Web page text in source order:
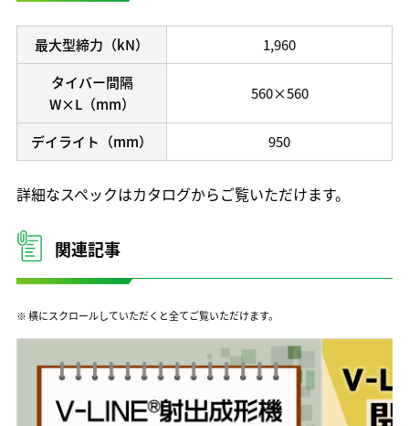
最大型締力（kN）
1,960
タイバー間隔
W×L（mm）
560×560
デイライト（mm） 950
詳細なスペックはカタログからご覧いただけます。
関連記事
※ 横にスクロールしていただくと全てご覧いただけます。